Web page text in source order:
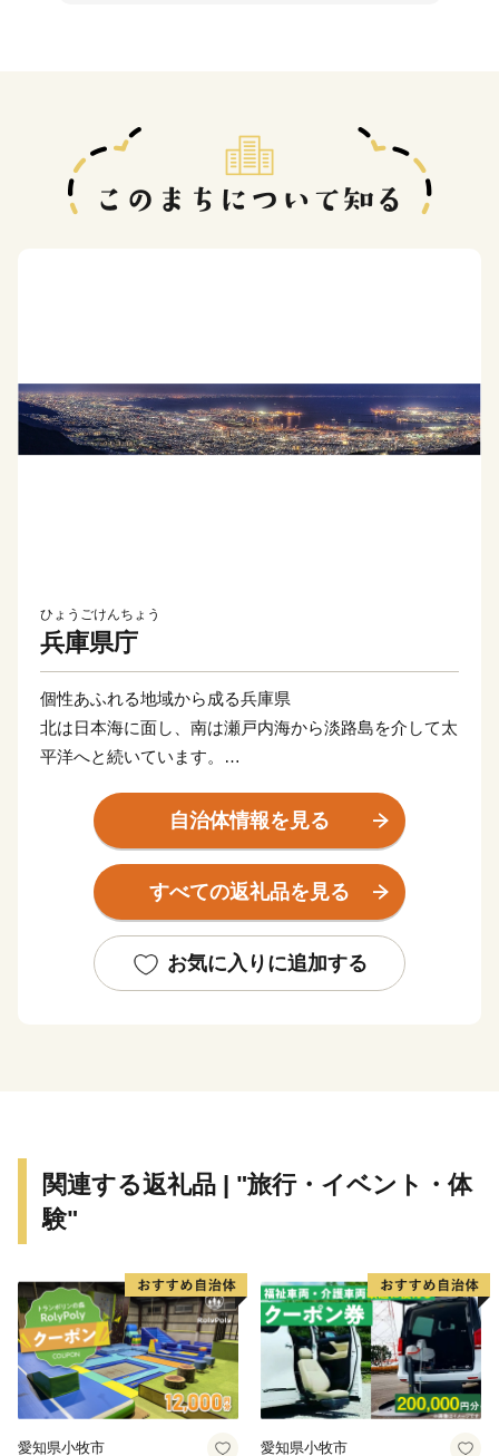
ひょうごけんちょう
兵庫県庁
個性あふれる地域から成る兵庫県
北は日本海に面し、南は瀬戸内海から淡路島を介して太
平洋へと続いています。
域で構成されており、多様な気候と風土を通して、海水
浴やスキー、温泉などの多彩なレジャーが楽しめること
から、「日本の縮図」といわれています。特に、歴史や
風土、産業などの違いから、摂津（神戸・阪神）、播
ことができます。
自治体情報を見る
すべての返礼品を見る
お気に入りに追加する
関連する返礼品 | "旅行・イベント・体
験"
愛知県小牧市 愛知県小牧市